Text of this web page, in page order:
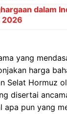
dalam
2026
yang
harga
Selat Hormuz
disertai
apa pun yang